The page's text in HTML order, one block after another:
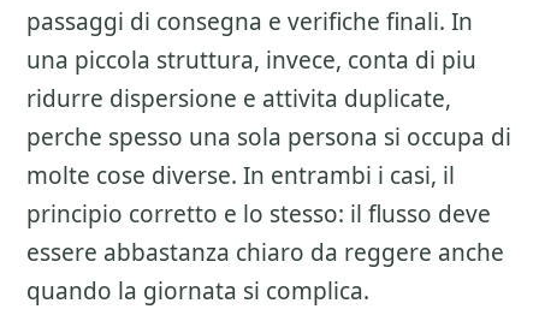
passaggi di consegna e verifiche finali. In
una piccola struttura, invece, conta di piu
ridurre dispersione e attivita duplicate,
perche spesso una sola persona si occupa di
molte cose diverse. In entrambi i casi, il
principio corretto e lo stesso: il flusso deve
essere abbastanza chiaro da reggere anche
quando la giornata si complica.